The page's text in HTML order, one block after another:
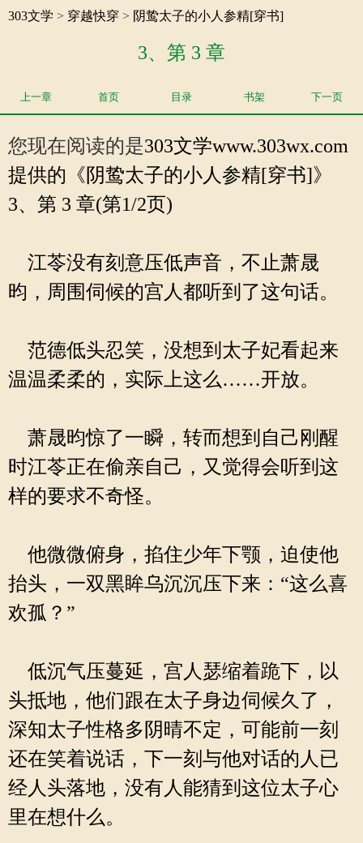
303文学 > 穿越快穿 > 阴鸷太子的小人参精[穿书]
3、第 3 章
上一章 首页 目录 书架 下一页
您现在阅读的是303文学www.303wx.com
提供的《阴鸷太子的小人参精[穿书]》
3、第 3 章(第1/2页)
江苓没有刻意压低声音，不止萧晟
昀，周围伺候的宫人都听到了这句话。
范德低头忍笑，没想到太子妃看起来
温温柔柔的，实际上这么……开放。
萧晟昀惊了一瞬，转而想到自己刚醒
时江苓正在偷亲自己，又觉得会听到这
样的要求不奇怪。
他微微俯身，掐住少年下颚，迫使他
抬头，一双黑眸乌沉沉压下来：“这么喜
欢孤？”
低沉气压蔓延，宫人瑟缩着跪下，以
头抵地，他们跟在太子身边伺候久了，
深知太子性格多阴晴不定，可能前一刻
还在笑着说话，下一刻与他对话的人已
经人头落地，没有人能猜到这位太子心
里在想什么。